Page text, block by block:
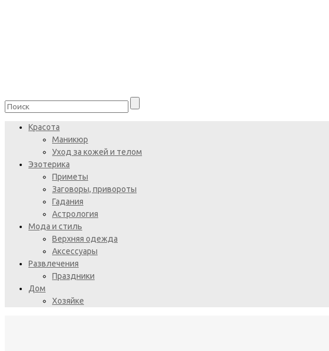
Красота
Маникюр
Уход за кожей и телом
Эзотерика
Приметы
Заговоры, привороты
Гадания
Астрология
Мода и стиль
Верхняя одежда
Аксессуары
Развлечения
Праздники
Дом
Хозяйке